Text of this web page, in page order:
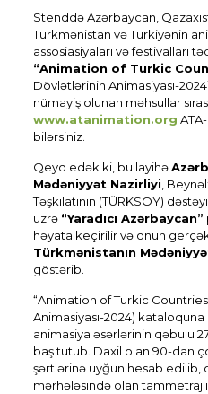
Stenddə Azərbaycan,
Türkmənistan və Türkiyənin
assosiasiyaları və festivalları
“Animation of Turkic
Dövlətlərinin Animasiyası-
nümayiş olunan məhsullar
www.atanimation.org
bilərsiniz.
Qeyd edək ki, bu layihə
Mədəniyyət Nazirliyi ,
Təşkilatının (TÜRKSOY)
üzrə “Yaradıcı Azərbaycan”
həyata keçirilir və onun
Türkmənistanın
göstərib.
“Animation of Turkic
Animasiyası-2024)
animasiya əsərlərinin qəbulu
baş tutub. Daxil olan 90-dan
şərtlərinə uyğun hesab edilib,
mərhələsində olan tammetrajlı